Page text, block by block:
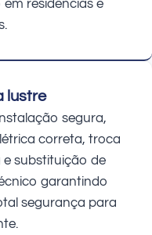
residências e
lustre
segura,
correta, troca
e substituição de
garantindo
segurança para